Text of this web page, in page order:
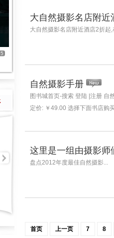
5
大自然摄影名店附近
大自然摄影名店附近酒店2折
自然摄影手册
图书城首页-搜索 登陆 |注册 自
定价: ￥49.00 选择下面书店购
这里是一组由摄影
盘点2012年度最佳自然摄影...
首页 上一页 7 8